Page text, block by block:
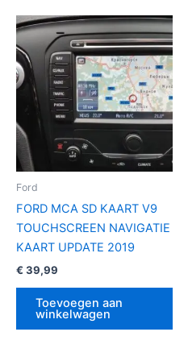
Ford
FORD MCA SD KAART V9
TOUCHSCREEN NAVIGATIE
KAART UPDATE 2019
€ 39,99
Toevoegen aan
winkelwagen